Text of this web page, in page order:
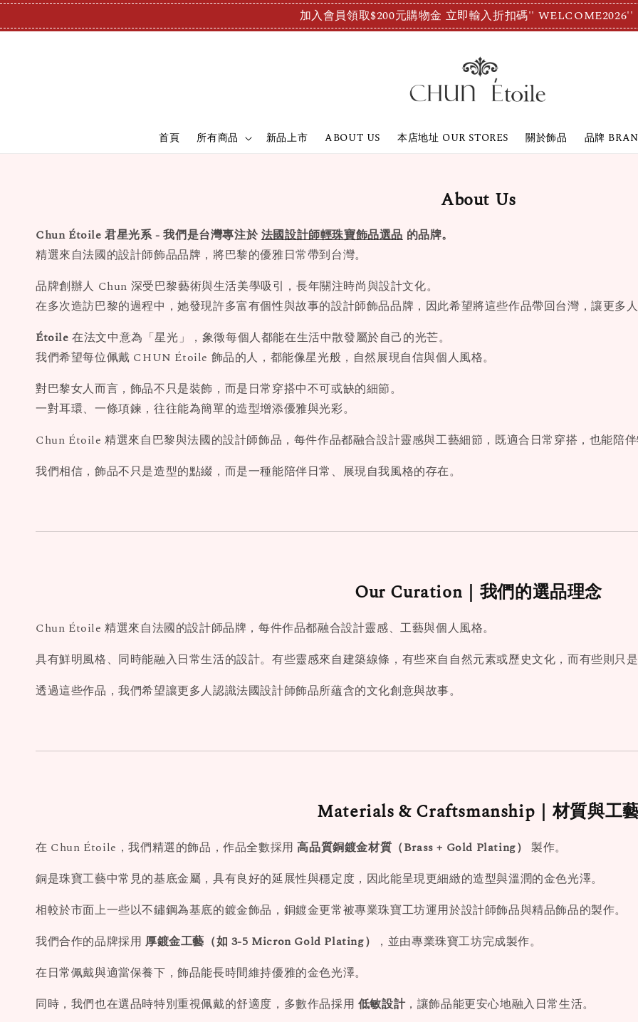
加入會員領取$200元購物金 立即輸入折扣碼'' WELCOME2026''
首頁 所有商品 新品上市 ABOUT US 本店地址 OUR STORES 關於飾品 品牌
About Us
Chun Étoile 君星光系 - 我們是台灣專注於法國設計師輕珠寶飾品選品 的品牌。
精選來自法國的設計師飾品品牌，將巴黎的優雅日常帶到台灣。
品牌創辦人 Chun 深受巴黎藝術與生活美學吸引，長年關注時尚與設計文化。
在多次造訪巴黎的過程中，她發現許多富有個性與故事的設計師飾品品牌，因此希望將這些作品帶回台灣，讓更多
Étoile 在法文中意為「星光」，象徵每個人都能在生活中散發屬於自己的光芒。
我們希望每位佩戴 CHUN Étoile 飾品的人，都能像星光般，自然展現自信與個人風格。
對巴黎女人而言，飾品不只是裝飾，而是日常穿搭中不可或缺的細節。
一對耳環、一條項鍊，往往能為簡單的造型增添優雅與光彩。
Chun Étoile 精選來自巴黎與法國的設計師飾品，每件作品都融合設計靈感與工藝細節，既適合日常穿搭，也能陪伴
我們相信，飾品不只是造型的點綴，而是一種能陪伴日常、展現自我風格的存在。
Our Curation｜我們的選品理念
Chun Étoile 精選來自法國的設計師品牌，每件作品都融合設計靈感、工藝與個人風格。
具有鮮明風格、同時能融入日常生活的設計。有些靈感來自建築線條，有些來自自然元素或歷史文化，而有些則只
透過這些作品，我們希望讓更多人認識法國設計師飾品所蘊含的文化創意與故事。
Materials & Craftsmanship｜材質與工
在 Chun Étoile，我們精選的飾品，作品全數採用高品質銅鍍金材質（Brass + Gold Plating） 製作。
銅是珠寶工藝中常見的基底金屬，具有良好的延展性與穩定度，因此能呈現更細緻的造型與溫潤的金色光澤。
相較於市面上一些以不鏽鋼為基底的鍍金飾品，銅鍍金更常被專業珠寶工坊運用於設計師飾品與精品飾品的製作。
我們合作的品牌採用 厚鍍金工藝（如 3-5 Micron Gold Plating）
，並由專業珠寶工坊完成製作。
在日常佩戴與適當保養下，飾品能長時間維持優雅的金色光澤。
同時，我們也在選品時特別重視佩戴的舒適度，多數作品採用 低敏設計，讓飾品能更安心地融入日常生活。